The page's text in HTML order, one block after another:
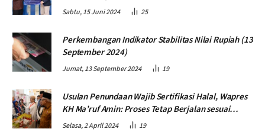
Sabtu, 15 Juni 2024 25
Perkembangan Indikator Stabilitas Nilai Rupiah (13
September 2024)
Jumat, 13 September 2024 19
Usulan Penundaan Wajib Sertifikasi Halal, Wapres
KH Ma’ruf Amin: Proses Tetap Berjalan sesuai
Penahapan
Selasa, 2 April 2024 19